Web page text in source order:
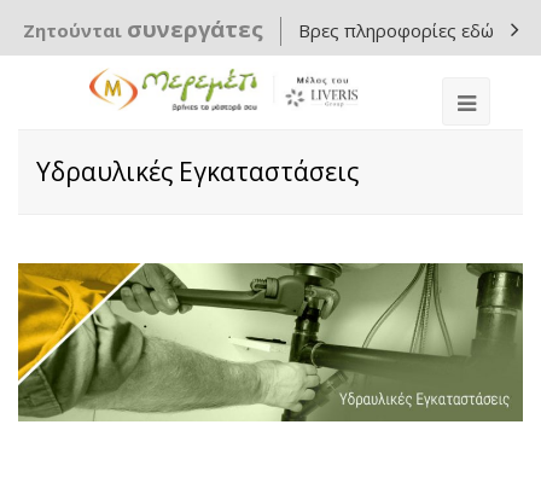
Ζητούνται συνεργάτες Βρες πληροφορίες εδώ
Υδραυλικές Εγκαταστάσεις